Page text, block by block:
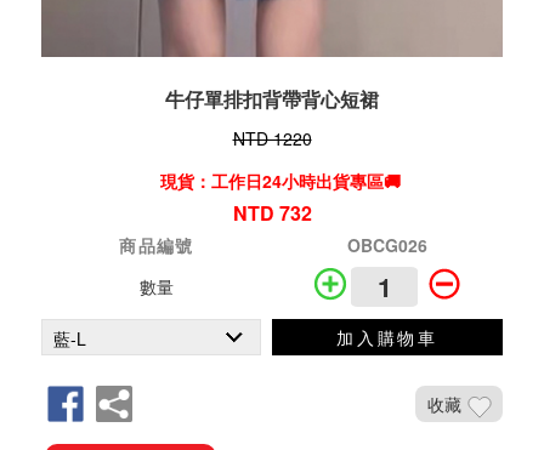
牛仔單排扣背帶背心短裙
NTD 1220
現貨：工作日24小時出貨專區🚚
NTD 732
商品編號
OBCG026
數量
加入購物車
收藏